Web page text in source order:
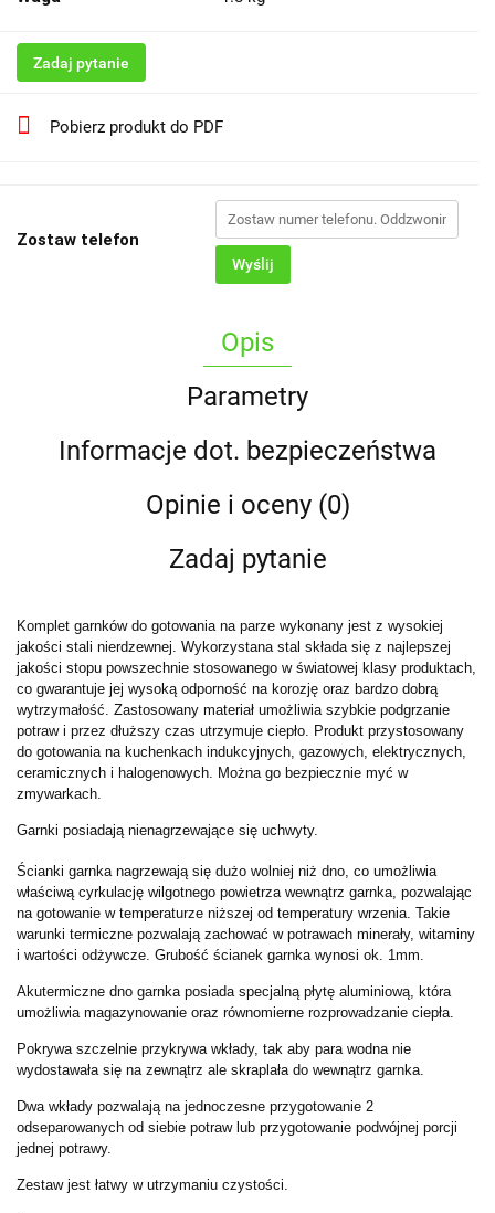
Zadaj pytanie
Pobierz produkt do PDF
Zostaw telefon
Wyślij
Opis
Parametry
Informacje dot. bezpieczeństwa
Opinie i oceny (0)
Zadaj pytanie
Komplet garnków do gotowania na parze wykonany jest z wysokiej
jakości stali nierdzewnej. Wykorzystana stal składa się z najlepszej
jakości stopu powszechnie stosowanego w światowej klasy produktach,
co gwarantuje jej wysoką odporność na korozję oraz bardzo dobrą
wytrzymałość. Zastosowany materiał umożliwia szybkie podgrzanie
potraw i przez dłuższy czas utrzymuje ciepło. Produkt przystosowany
do gotowania na kuchenkach indukcyjnych, gazowych, elektrycznych,
ceramicznych i halogenowych. Można go bezpiecznie myć w
zmywarkach.
Garnki posiadają nienagrzewające się uchwyty.
Ścianki garnka nagrzewają się dużo wolniej niż dno, co umożliwia
właściwą cyrkulację wilgotnego powietrza wewnątrz garnka, pozwalając
na gotowanie w temperaturze niższej od temperatury wrzenia. Takie
warunki termiczne pozwalają zachować w potrawach minerały, witaminy
i wartości odżywcze. Grubość ścianek garnka wynosi ok. 1mm.
Akutermiczne dno garnka posiada specjalną płytę aluminiową, która
umożliwia magazynowanie oraz równomierne rozprowadzanie ciepła.
Pokrywa szczelnie przykrywa wkłady, tak aby para wodna nie
wydostawała się na zewnątrz ale skraplała do wewnątrz garnka.
Dwa wkłady pozwalają na jednoczesne przygotowanie 2
odseparowanych od siebie potraw lub przygotowanie podwójnej porcji
jednej potrawy.
Zestaw jest łatwy w utrzymaniu czystości.